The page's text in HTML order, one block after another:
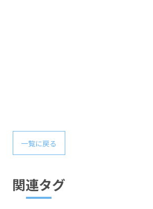
一覧に戻る
関連タグ